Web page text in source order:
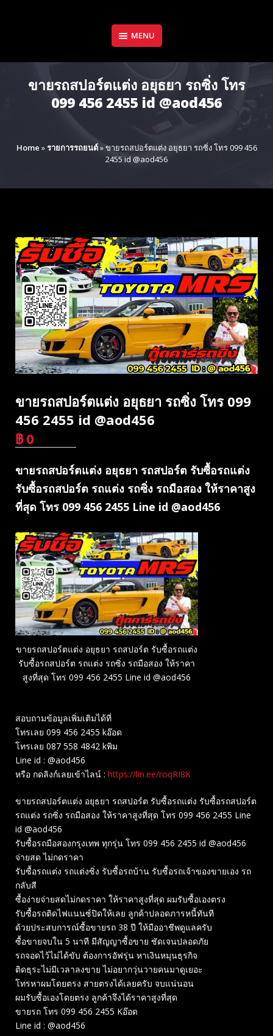
MENU
ขายรถสปอร์ตแต่ง อยุธยา รถซิ่ง โทร
099 456 2455 id @aod456
Home »รายการรถยนต์»ขายรถสปอร์ตแต่ง อยุธยา รถซิ่ง โทร 099 456
2455 id @aod456
ขายรถสปอร์ตแต่ง อยุธยา รถซิ่ง โทร 099
456 2455 id @aod456
฿ 0
ขายรถสปอร์ตแต่ง อยุธยา รถสปอร์ต รับซื้อรถแต่ง
รับซื้อรถสปอร์ต รถแต่ง รถซิ่ง รถมือสอง ให้ราคาสูง
ที่สุด โทร 099 456 2455 Line id @aod456
ขายรถสปอร์ตแต่ง อยุธยา รถสปอร์ต รับซื้อรถแต่ง
รับซื้อรถสปอร์ต รถแต่ง รถซิ่ง รถมือสอง ให้ราคา
สูงที่สุด โทร 099 456 2455 Line id @aod456
สอบถามข้อมูลเพิ่มเติมได้ที่
โทรเลย 099 456 2455 kอ๊อด
โทรเลย 087 558 4842 kพิม
Line id : @aod456
หรือ กดลิงก์เลยเข้าไลน์ : https://lin.ee/roqRI8K
ขายรถสปอร์ตแต่ง อยุธยา รถสปอร์ต รับซื้อรถแต่ง รับซื้อรถสปอร์ต
รถแต่ง รถซิ่ง รถมือสอง ให้ราคาสูงที่สุด โทร 099 456 2455 Line
id @aod456
รับซื้อรถมือสองกรุงเทพ ทุกรุ่น โทร 099 456 2455 id @aod456
จ่ายสด ไม่กดราคา
รับซื้อรถแต่ง รถแต่งซิ่ง รับซื้อรถบ้าน รับซื้อรถเจ้าของขายเอง รถ
กลับสี
ซื้อง่ายจ่ายสดไม่กดราคา ให้ราคาสูงที่สุด ผมรับซื้อเองตรง
รับซื้อรถติดไฟแนนซ์ปิดให้เลย ลูกค้าปลอดภารหนี้ทันที
ด้วยประสบการณ์ซื้อขายรถ 38 ปี ให้มืออาชีพดูแลครับ
ซื้อขายจบใน 5 นาที มีสัญญาซื้อขาย ชัดเจนปลอดภัย
รถจอดไว้ไม่ได้ขับ ต้องการอัฟรุ่น หาเงินหมุนธุรกิจ
ติดธุระไม่มีเวลาลงขาย ไม่อยากวุ่นวายคนมาดูเยอะ
โทรหาผมโดยตรง สายตรงได้เลยครับ จบแน่นอน
ผมรับซื้อเองโดยตรง ลูกค้าจึงได้ราคาสูงที่สุด
ขายรถ โทร 099 456 2455 Kอ๊อด
Line id : @aod456